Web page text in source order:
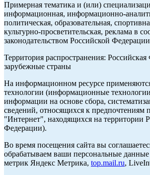
Примерная тематика и (или)
информационная, информационно-
политическая, образовательная,
культурно-просветительская, реклама в
законодательством Российской
Территория распространения:
зарубежные страны
На информационном ресурсе
технологии (информационные
информации на основе сбора,
сведений, относящихся к предпочтениям
"Интернет", находящихся на территории
Федерации).
Во время посещения сайта вы
обрабатываем ваши персональные
метрик Яндекс Метрика, top.mail.ru,